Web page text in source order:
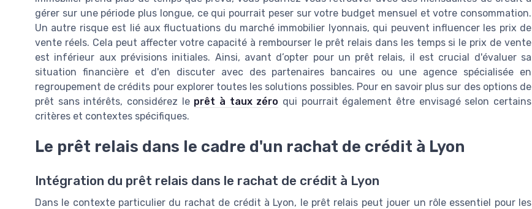
gérer sur une période plus longue, ce qui pourrait peser sur votre budget mensuel et votre consommation.
Un autre risque est lié aux fluctuations du marché immobilier lyonnais, qui peuvent influencer les prix de
vente réels. Cela peut affecter votre capacité à rembourser le prêt relais dans les temps si le prix de vente
est inférieur aux prévisions initiales. Ainsi, avant d’opter pour un prêt relais, il est crucial d'évaluer sa
situation financière et d'en discuter avec des partenaires bancaires ou une agence spécialisée en
regroupement de crédits pour explorer toutes les solutions possibles. Pour en savoir plus sur des options de
prêt sans intérêts, considérez le prêt à taux zéro qui pourrait également être envisagé selon certains
critères et contextes spécifiques.
Le prêt relais dans le cadre d'un rachat de crédit à Lyon
Intégration du prêt relais dans le rachat de crédit à Lyon
Dans le contexte particulier du rachat de crédit à Lyon, le prêt relais peut jouer un rôle essentiel pour les